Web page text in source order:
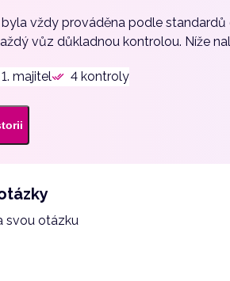
vždy prováděna podle
vůz důkladnou kontrolou. Níže
1. majitel 4 kontroly
svou otázku